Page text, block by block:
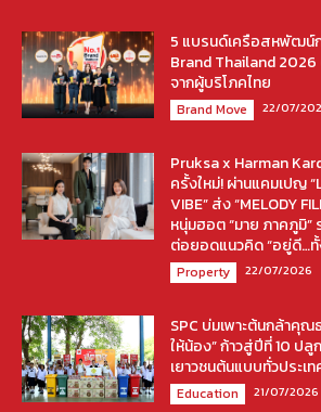
5 แบรนด์เครือสหพัฒน์ก
Brand Thailand 2026
จากผู้บริโภคไทย
Brand Move 22/07/
Pruksa x Harman
ครั้งใหม่! ผ่านแคมเปญ
VIBE” ส่ง “MELODY
หนุ่มฮอต “มาย ภาคภูมิ”
ต่อยอดแนวคิด “อยู่ดี…ทั้
Property 22/07/2026
SPC บ่มเพาะต้นกล้าคุ
ให้น้อง” ก้าวสู่ปีที่ 10 ป
เยาวชนต้นแบบทั่วประเท
Education 21/07/2026